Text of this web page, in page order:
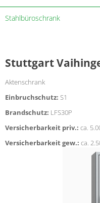
Stahlbüroschrank
Stuttgart
Aktenschrank
Einbruchschutz: S1
Brandschutz: LFS30P
Versicherbarkeit priv.: ca.
Versicherbarkeit gew.: ca.